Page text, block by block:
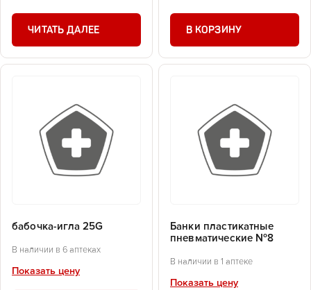
ЧИТАТЬ ДАЛЕЕ В КОРЗИНУ
бабочка-игла 25G
В наличии в 6 аптеках
Показать цену
Банки пластикатные
пневматические №8
В наличии в 1 аптеке
Показать цену